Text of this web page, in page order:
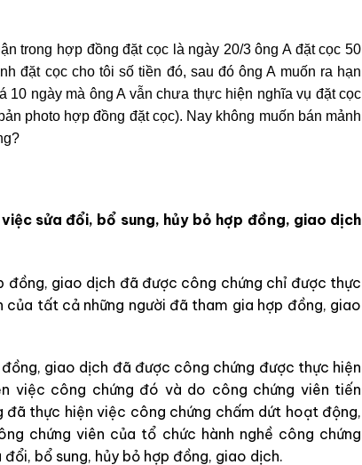
trong hợp đồng đặt cọc là ngày 20/3 ông A đặt cọc 50
đặt cọc cho tôi số tiền đó, sau đó ông A muốn ra hạn
10 ngày mà ông A vẫn chưa thực hiện nghĩa vụ đặt cọc
photo hợp đồng đặt cọc). Nay không muốn bán mảnh
sửa đổi, bổ sung, hủy bỏ hợp đồng, giao dịch
đồng, giao dịch đã được công chứng chỉ được thực
tất cả những người đã tham gia hợp đồng, giao
giao dịch đã được công chứng được thực hiện
việc công chứng đó và do công chứng viên tiến
đã thực hiện việc công chứng chấm dứt hoạt động,
chứng viên của tổ chức hành nghề công chứng
bổ sung, hủy bỏ hợp đồng, giao dịch.